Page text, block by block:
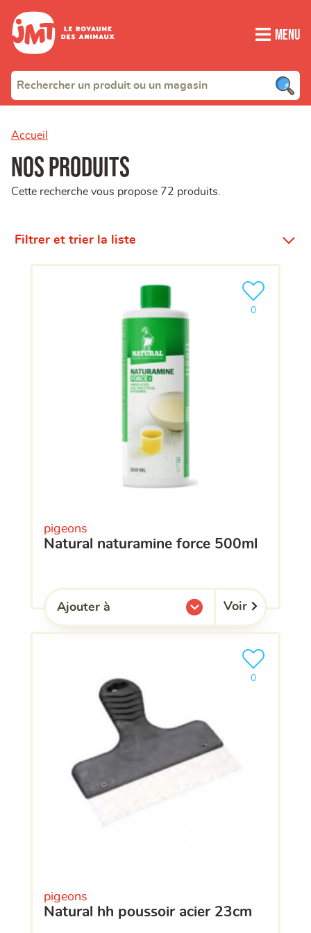
Menu
Accueil
Nos produits
Cette recherche vous propose 72 produits.
Filtrer et trier la liste
pigeons
natural naturamine force 500ml
0
Ajouter le
clients ont
Ajouter à
l'une de mes listes. Voir
pigeons
natural hh poussoir acier 23cm
0
Ajouter le
clients ont